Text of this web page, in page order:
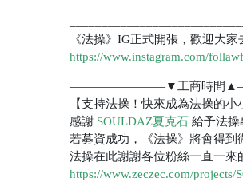
《法操》IG正式開張，歡迎大家
https://www.instagram.com/
————————▼工商時
【支持法操！快來成為法操的
感謝 SOULDAZ夏克石 給予法操
若募資成功，《法操》將會得到
法操在此謝謝各位粉絲一直一來
https://www.zeczec.com/projects/